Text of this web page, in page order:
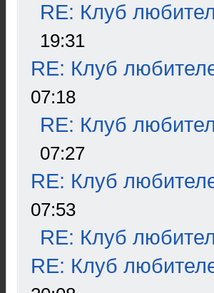
RE: Клуб
19:31
RE: Клуб
07:18
RE: Клуб
07:27
RE: Клуб
07:53
RE: Клуб
RE: Клуб